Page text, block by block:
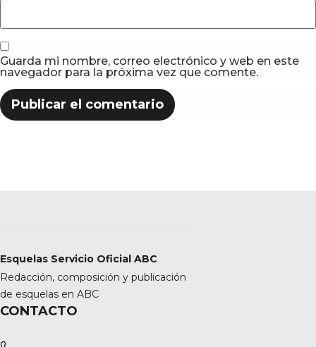
Guarda mi nombre, correo electrónico y web en este
navegador para la próxima vez que comente.
Esquelas Servicio Oficial ABC
Redacción, composición y publicación
de esquelas en ABC
CONTACTO